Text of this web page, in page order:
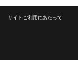
サイトご利用にあたって